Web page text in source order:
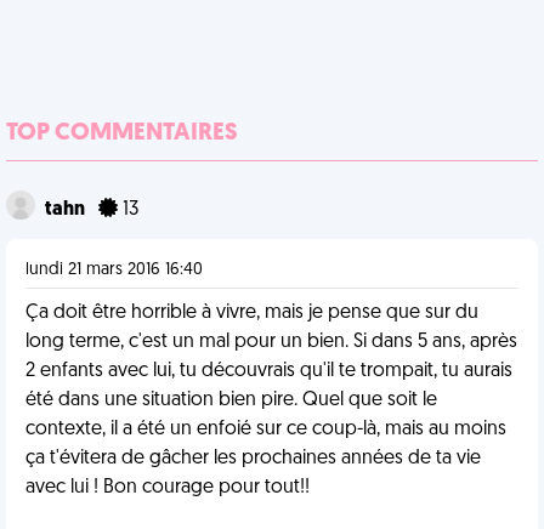
TOP COMMENTAIRES
tahn 13
lundi 21 mars 2016 16:40
Ça doit être horrible à vivre, mais je pense que sur du
long terme, c'est un mal pour un bien. Si dans 5 ans, après
2 enfants avec lui, tu découvrais qu'il te trompait, tu aurais
été dans une situation bien pire. Quel que soit le
contexte, il a été un enfoié sur ce coup-là, mais au moins
ça t'évitera de gâcher les prochaines années de ta vie
avec lui ! Bon courage pour tout!!